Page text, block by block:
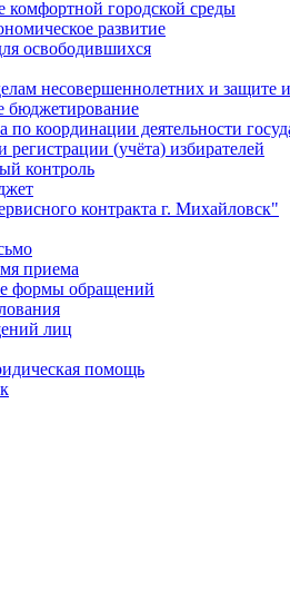
городской среды
развитие
освободившихся
несовершеннолетних и защите
бюджетирование
по координации деятельности
регистрации (учёта) избирателей
контроль
контракта г. Михайловск"
приема
формы обращений
лиц
помощь